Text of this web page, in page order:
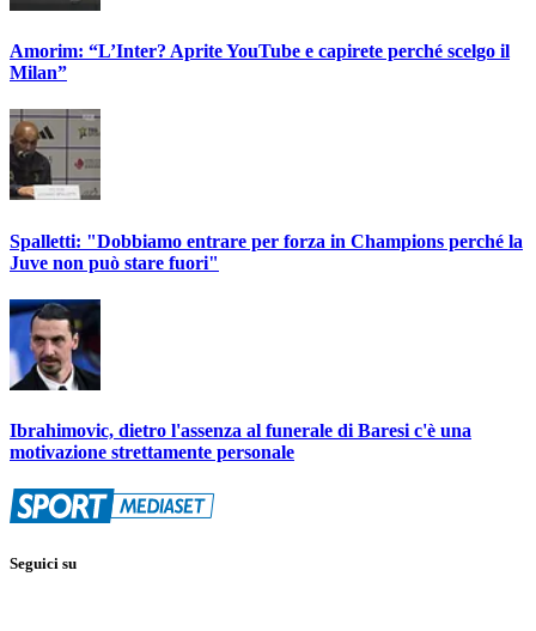
Amorim: “L’Inter? Aprite YouTube e capirete perché scelgo il
Milan”
Spalletti: "Dobbiamo entrare per forza in Champions perché la
Juve non può stare fuori"
Ibrahimovic, dietro l'assenza al funerale di Baresi c'è una
motivazione strettamente personale
Seguici su